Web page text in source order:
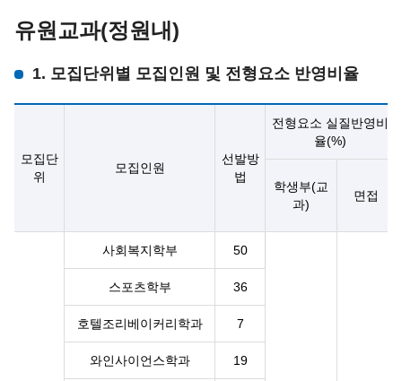
유원교과(정원내)
1. 모집단위별 모집인원 및 전형요소 반영비율
모집단
위
모집인원
선발방
법
전형요소 실질반영비
율(%)
학생부(교
과)
면접
사회복지학부 50
스포츠학부 36
호텔조리베이커리학과 7
와인사이언스학과 19